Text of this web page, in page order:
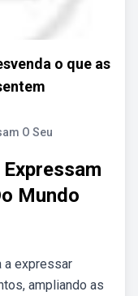
o que as
O Seu
Mundo
a expressar
ampliando as